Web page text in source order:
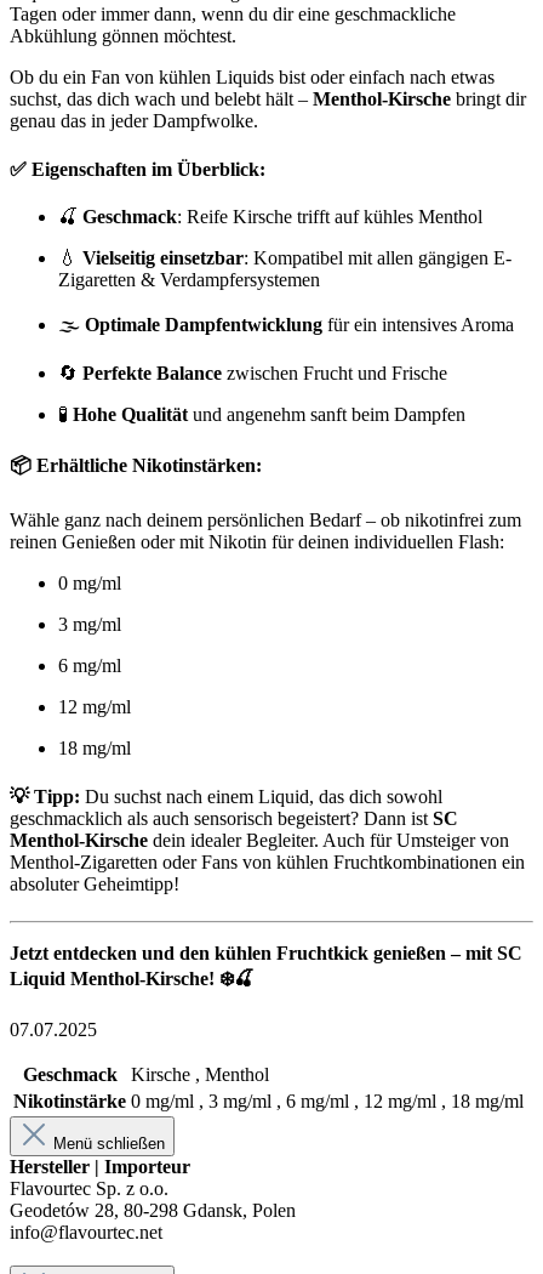
Tagen oder immer dann, wenn du dir eine geschmackliche
Abkühlung gönnen möchtest.
Ob du ein Fan von kühlen Liquids bist oder einfach nach etwas
suchst, das dich wach und belebt hält – Menthol-Kirsche bringt dir
genau das in jeder Dampfwolke.
✅ Eigenschaften im Überblick:
🍒 Geschmack: Reife Kirsche trifft auf kühles Menthol
💧 Vielseitig einsetzbar: Kompatibel mit allen gängigen E-
Zigaretten & Verdampfersystemen
🌫️ Optimale Dampfentwicklung für ein intensives Aroma
🔄 Perfekte Balance zwischen Frucht und Frische
🧪 Hohe Qualität und angenehm sanft beim Dampfen
📦 Erhältliche Nikotinstärken:
Wähle ganz nach deinem persönlichen Bedarf – ob nikotinfrei zum
reinen Genießen oder mit Nikotin für deinen individuellen Flash:
0 mg/ml
3 mg/ml
6 mg/ml
12 mg/ml
18 mg/ml
💡 Tipp: Du suchst nach einem Liquid, das dich sowohl
geschmacklich als auch sensorisch begeistert? Dann ist SC
Menthol-Kirsche dein idealer Begleiter. Auch für Umsteiger von
Menthol-Zigaretten oder Fans von kühlen Fruchtkombinationen ein
absoluter Geheimtipp!
Jetzt entdecken und den kühlen Fruchtkick genießen – mit SC
Liquid Menthol-Kirsche! ❄️🍒
07.07.2025
Geschmack
Kirsche , Menthol
Nikotinstärke 0 mg/ml , 3 mg/ml , 6 mg/ml , 12 mg/ml , 18 mg/ml
Menü schließen
Hersteller | Importeur
Flavourtec Sp. z o.o.
Geodetów 28, 80-298 Gdansk, Polen
info@flavourtec.net